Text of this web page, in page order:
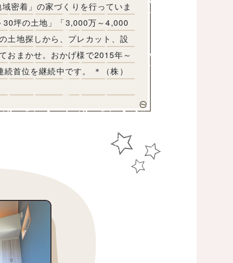
密着」の家づくりを行っていま
坪の土地」「3,000万～4,000
土地探しから、プレカット、設
おまかせ。おかげ様で2015年～
首位を継続中です。 ＊（株）